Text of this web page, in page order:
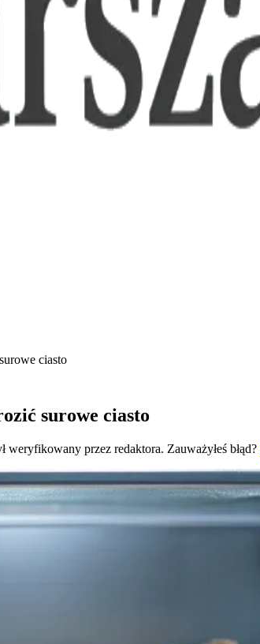
ciasto
surowe ciasto
weryfikowany przez redaktora. Zauważyłeś błąd?